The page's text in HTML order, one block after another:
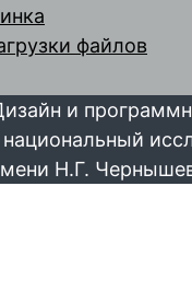
файлов
и
Н.Г.